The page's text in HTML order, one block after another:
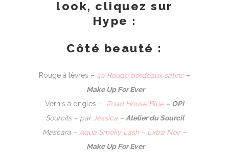
look, cliquez sur
Hype :
Côté beauté :
Rouge à lèvres – 46 Rouge bordeaux satiné–
Make Up For Ever
Vernis à ongles –
Road House Blue– OPI
Sourcils – parJessica– Atelier du Sourcil
Mascara – Aqua Smoky Lash– Extra Noir–
Make Up For Ever